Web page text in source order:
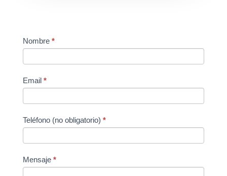
Contacto
Nombre *
Email *
Teléfono (no obligatorio) *
Mensaje *